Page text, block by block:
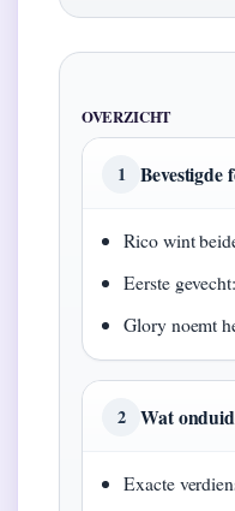
OVERZICHT
1 Bevestigde
Rico wint
Eerste
Glory noemt
2 Wat
Exacte